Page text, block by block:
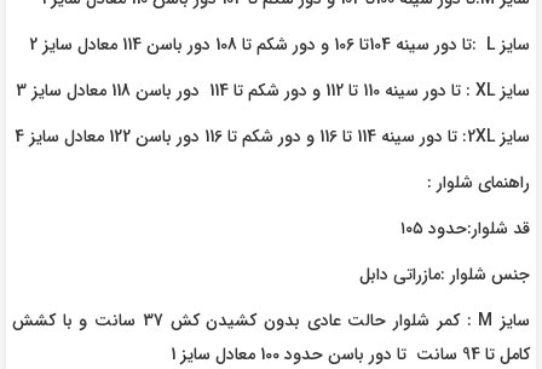
سایز L :تا دور سینه 104تا 106 و دور شکم تا 108 دور باسن 114 معادل سایز 2
سایز XL : تا دور سینه 110 تا 112 و دور شکم تا 114 دور باسن 118 معادل سایز 3
سایز 2XL: تا دور سینه 114 تا 116 و دور شکم تا 116 دور باسن 122 معادل سایز 4
راهنمای شلوار :
قد شلوار:حدود ۱۰۵
جنس شلوار :مازراتی دابل
سایز M : کمر شلوار حالت عادی بدون کشیدن کش 37 سانت و با کشش
کامل تا 94 سانت تا دور باسن حدود 100 معادل سایز 1